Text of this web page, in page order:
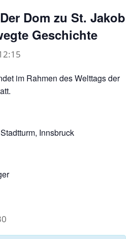
Dom zu St. Jakob
Geschichte
im Rahmen des Welttags der
Innsbruck